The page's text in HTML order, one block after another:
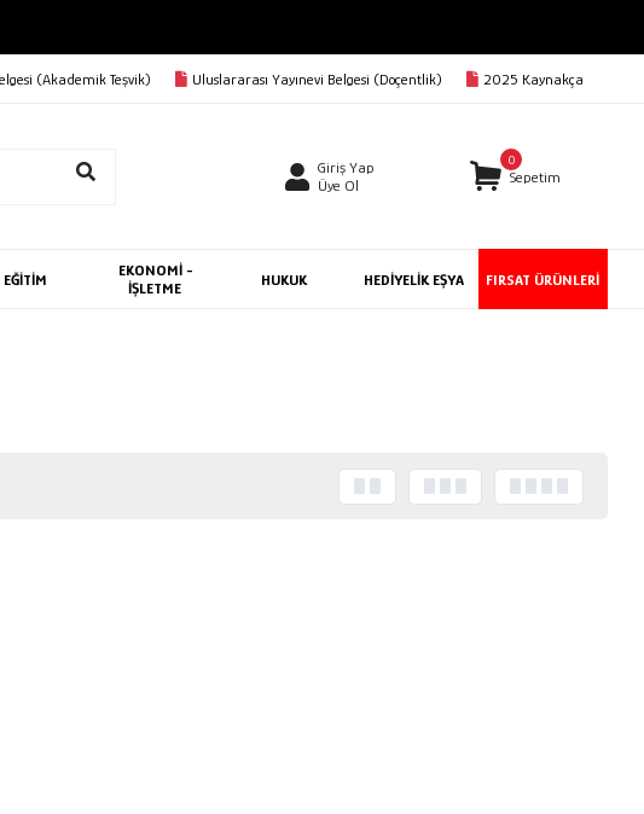
(Akademik Teşvik) Uluslararası Yayınevi Belgesi (Doçentlik) 2025 Kaynakça
Giriş Yap
Üye Ol
0
Sepetim
EĞİTİM
EKONOMİ -
İŞLETME
HUKUK HEDİYELİK EŞYA FIRSAT ÜRÜNLERİ